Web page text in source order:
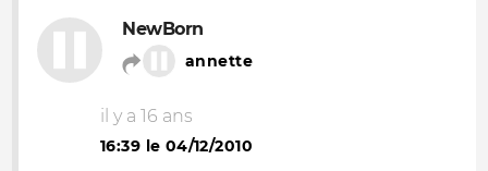
NewBorn
annette
il y a 16 ans
16:39 le 04/12/2010